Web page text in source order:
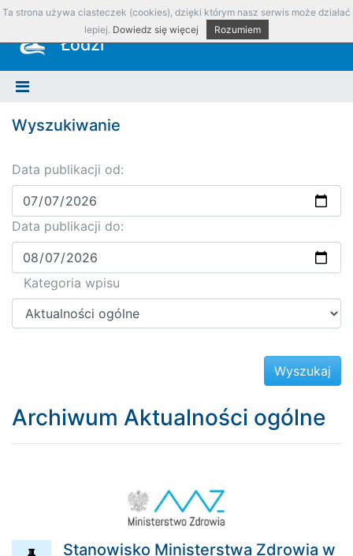
Okręgowa Izba Aptekarska w
Łodzi
Wyszukiwanie
Data publikacji od:
Data publikacji do:
Kategoria wpisu
Archiwum Aktualności ogólne
Stanowisko Ministerstwa Zdrowia w
Ta strona używa ciasteczek (cookies), dzięki którym nasz serwis może działać
lepiej. Dowiedz się więcej Rozumiem